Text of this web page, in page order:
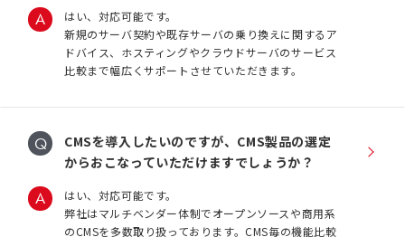
はい、対応可能です。
新規のサーバ契約や既存サーバの乗り換えに関するア
ドバイス、ホスティングやクラウドサーバのサービス
比較まで幅広くサポートさせていただきます。
CMSを導入したいのですが、CMS製品の選定
からおこなっていただけますでしょうか？
はい、対応可能です。
弊社はマルチベンダー体制でオープンソースや商用系
のCMSを多数取り扱っております。CMS毎の機能比較